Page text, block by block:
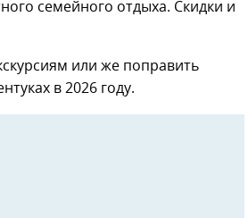
семейного отдыха. Скидки и
или же поправить
в 2026 году.